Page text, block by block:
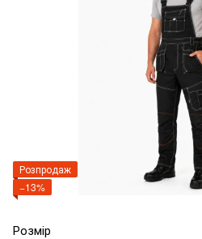
Розпродаж
−13%
Розмір